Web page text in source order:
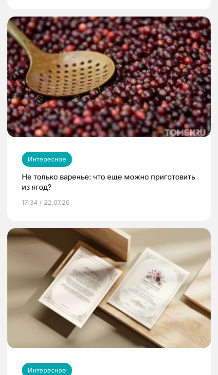
Интересное
Не только варенье: что еще можно приготовить
из ягод?
17:34 / 22.07.26
Интересное